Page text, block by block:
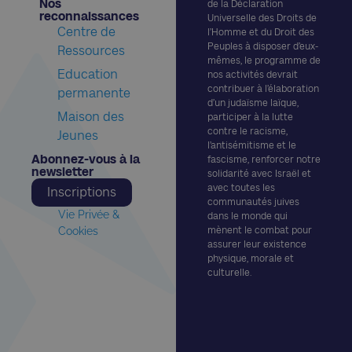
de la Déclaration
Universelle des Droits de
l’Homme et du Droit des
Peuples à disposer d’eux-
mêmes, le programme de
nos activités devrait
contribuer à l’élaboration
d’un judaïsme laïque,
participer à la lutte
contre le racisme,
l’antisémitisme et le
fascisme, renforcer notre
solidarité avec Israël et
avec toutes les
communautés juives
dans le monde qui
mènent le combat pour
assurer leur existence
physique, morale et
culturelle.
Nos
reconnaissances​
Centre de
Ressources
Education
permanente
Maison des
Jeunes
Abonnez-vous à la
newsletter​
Inscriptions
Vie Privée &
Cookies